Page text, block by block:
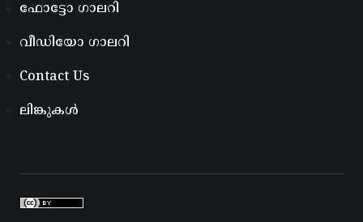
ഫോട്ടോ ഗാലറി
വീഡിയോ ഗാലറി
Contact Us
ലിങ്കുകൾ